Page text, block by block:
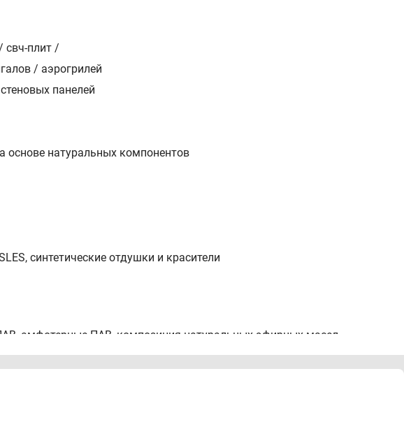
свч-плит /
/ аэрогрилей
панелей
основе натуральных компонентов
синтетические отдушки и красители
амфотерные ПАВ, композиция натуральных эфирных масел,
добавки.